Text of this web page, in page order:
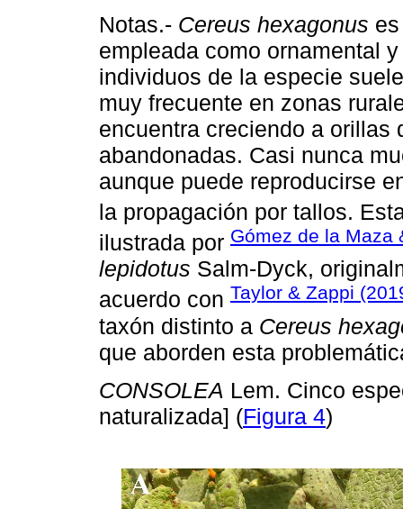
Notas.- Cereus hexagonus
empleada como ornamental
individuos de la especie
muy frecuente en zonas
encuentra creciendo a orillas
abandonadas. Casi nunca
aunque puede reproducirse
la propagación por tallos.
ilustrada por Gómez de la Maza
lepidotus Salm-Dyck,
acuerdo con Taylor & Zappi
taxón distinto a Cereus
que aborden esta
CONSOLEA Lem. Cinco
naturalizada] (Figura 4)